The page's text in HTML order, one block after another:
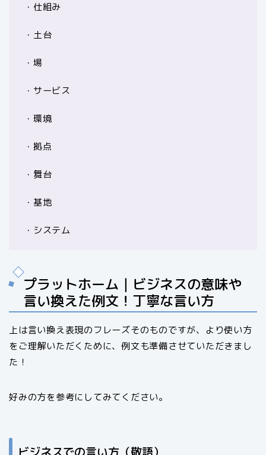
・仕組み
・土台
・場
・サービス
・環境
・拠点
・舞台
・基地
・システム
プラットホーム｜ビジネスの意味や
言い換えた例文！丁寧な言い方
上は言い換え表現のフレーズそのものですが、より使い方
をご理解いただくために、例文も準備させていただきまし
た！
好みの方を参考にしてみてください。
ビジネスでの言い方（敬語）